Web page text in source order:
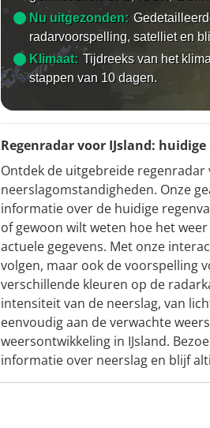
Nu uitgezonden:
radarvoorspelling, satelliet en
Klimaat: Tijdreeks van het
stappen van 10 dagen.
Regenradar voor IJsland:
Ontdek de uitgebreide
neerslagomstandigheden. Onze
informatie over de huidige
of gewoon wilt weten hoe het
actuele gegevens. Met onze
volgen, maar ook de voorspelling
verschillende kleuren op de
intensiteit van de neerslag, van
eenvoudig aan de verwachte
weersontwikkeling in IJsland.
informatie over neerslag en blijf